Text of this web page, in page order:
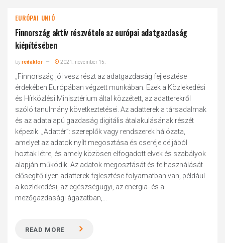
EURÓPAI UNIÓ
Finnország aktív részvétele az európai adatgazdaság
kiépítésében
byredaktor 2021. november 15.
„Finnország jól vesz részt az adatgazdaság fejlesztése
érdekében Európában végzett munkában. Ezek a Közlekedési
és Hírközlési Minisztérium által közzétett, az adatterekről
szóló tanulmány következtetései. Az adatterek a társadalmak
és az adatalapú gazdaság digitális átalakulásának részét
képezik. „Adattér”: szereplők vagy rendszerek hálózata,
amelyet az adatok nyílt megosztása és cseréje céljából
hoztak létre, és amely közösen elfogadott elvek és szabályok
alapján működik. Az adatok megosztását és felhasználását
elősegítő ilyen adatterek fejlesztése folyamatban van, például
a közlekedési, az egészségügyi, az energia- és a
mezőgazdasági ágazatban,...
READ MORE